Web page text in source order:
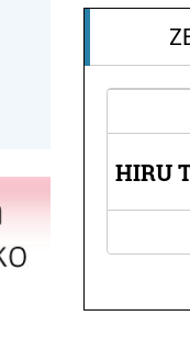
HIRU